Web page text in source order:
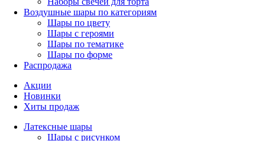
Воздушные шары по категориям
Шары по цвету
Шары с героями
Шары по тематике
Шары по форме
Распродажа
Акции
Новинки
Хиты продаж
Латексные шары
Шары с рисунком